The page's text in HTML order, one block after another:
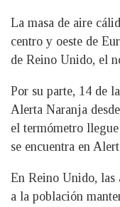
La masa de aire
centro y oeste de
de Reino Unido, el
Por su parte, 14 de
Alerta Naranja
el termómetro
se encuentra en
En Reino Unido, las
a la población